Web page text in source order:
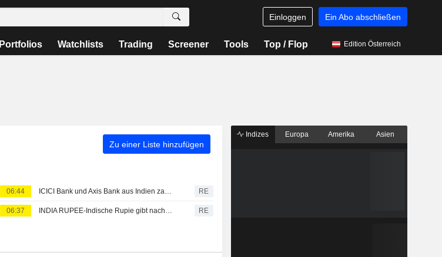
Einloggen Ein Abo abschließen
Portfolios Watchlists Trading Screener Tools Top / Flop Edition Österreich
Zu einer Liste hinzufügen
06:44 ICICI Bank und Axis Bank aus Indien zapfen binnen weniger als zwei Monaten erneut den Dollar-Anleihemarkt an, sagen Banker RE
06:37 INDIA RUPEE-Indische Rupie gibt nach, da Notenbankintervention Ölpreisängste dämpft RE
Indizes Europa Amerika Asien